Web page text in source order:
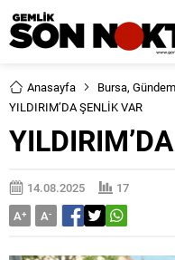
Anasayfa Bursa, Gündem
YILDIRIM’DA ŞENLİK VAR
14.08.2025
17
A+ A-